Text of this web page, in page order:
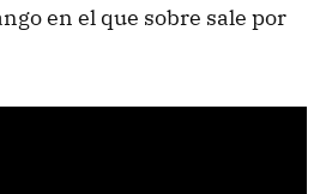
en el que sobre sale por